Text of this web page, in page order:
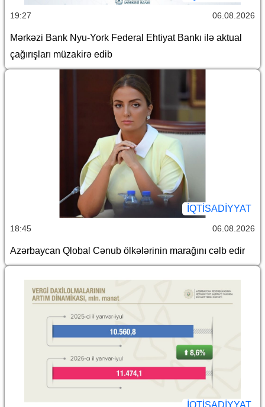
19:27 06.08.2026
Mərkəzi Bank Nyu-York Federal Ehtiyat Bankı ilə aktual
çağırışları müzakirə edib
İQTİSADİYYAT
18:45 06.08.2026
Azərbaycan Qlobal Cənub ölkələrinin marağını cəlb edir